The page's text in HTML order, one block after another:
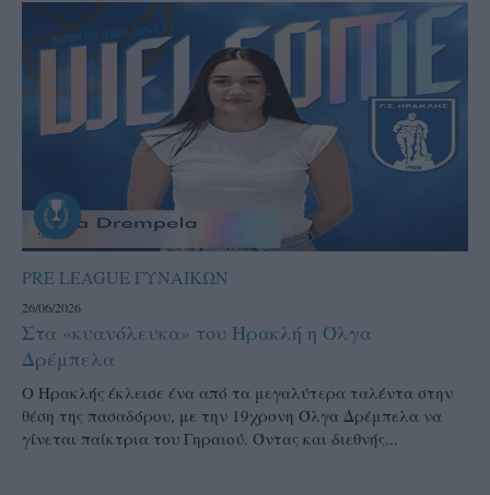
PRE LEAGUE ΓΥΝΑΙΚΩΝ
26/06/2026
Στα «κυανόλευκα» του Ηρακλή η Όλγα
Δρέμπελα
Ο Ηρακλής έκλεισε ένα από τα μεγαλύτερα ταλέντα στην
θέση της πασαδόρου, με την 19χρονη Όλγα Δρέμπελα να
γίνεται παίκτρια του Γηραιού. Όντας και διεθνής...